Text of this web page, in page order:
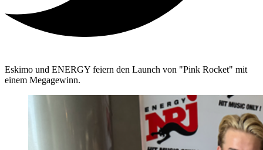
Eskimo und ENERGY feiern den Launch von "Pink Rocket" mit
einem Megagewinn.